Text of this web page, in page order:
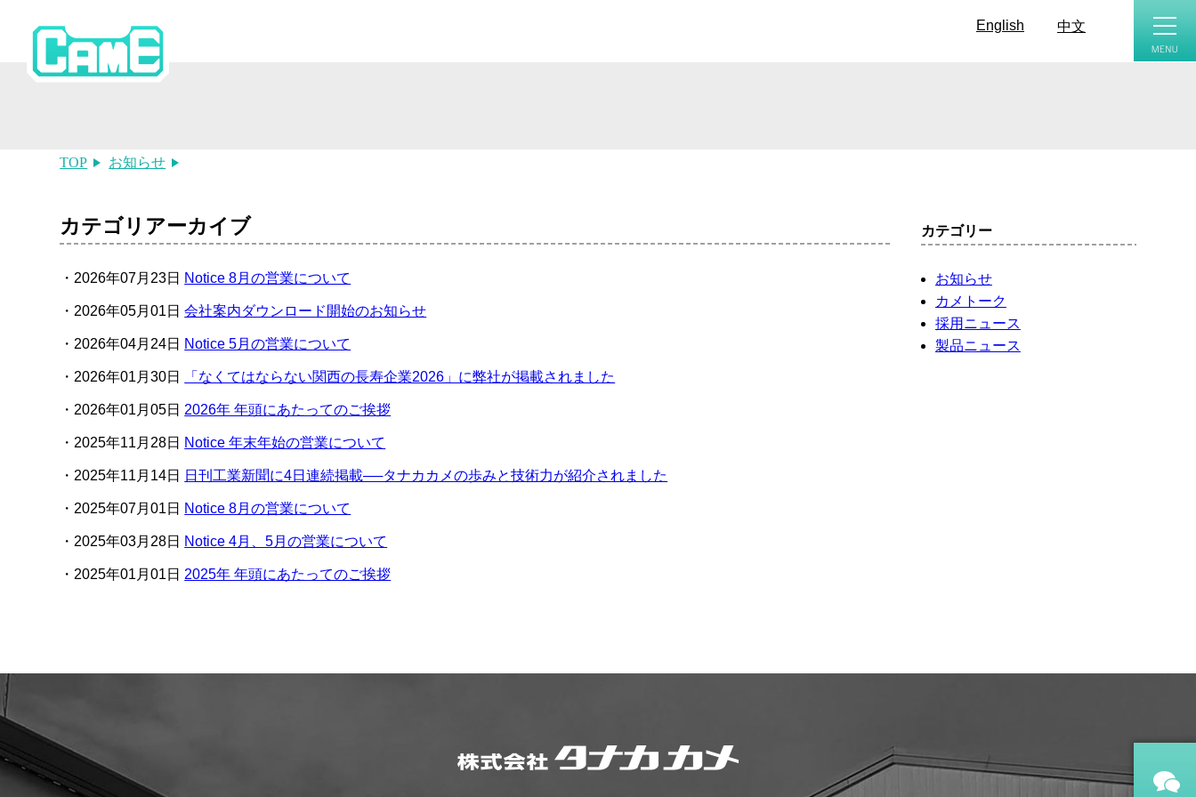
中文
English
TOP お知らせ
カテゴリアーカイブ
2026年07月23日 Notice 8月の営業について
2026年05月01日会社案内ダウンロード開始のお知らせ
2026年04月24日 Notice 5月の営業について
2026年01月30日 「なくてはならない関西の長寿企業2026」に弊社が掲載されました
2026年01月05日 2026年 年頭にあたってのご挨拶
2025年11月28日 Notice 年末年始の営業について
2025年11月14日 日刊工業新聞に4日連続掲載──タナカカメの歩みと技術力が紹介されました
2025年07月01日 Notice 8月の営業について
2025年03月28日 Notice 4月、5月の営業について
2025年01月01日 2025年 年頭にあたってのご挨拶
カテゴリー
お知らせ
カメトーク
採用ニュース
製品ニュース